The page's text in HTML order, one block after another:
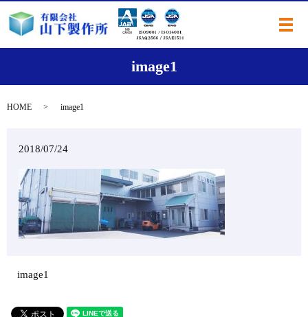
メ
image1
HOME image1
2018/07/24
image1